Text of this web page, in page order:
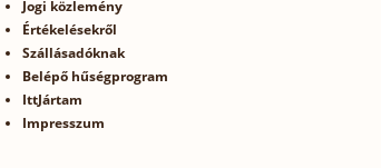
Jogi közlemény
Értékelésekről
Szállásadóknak
Belépő hűségprogram
IttJártam
Impresszum